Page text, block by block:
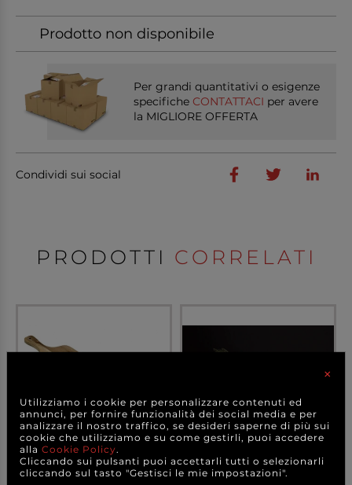
Prodotto non disponibile
Per grandi quantitativi o esigenze
specifiche CONTATTACI per avere
la MIGLIORE OFFERTA
Condividi sui social
PRODOTTI CORRELATI
Tagliere in legno di acacia
Vassoio in legno di acacia
×
Utilizziamo i cookie per personalizzare contenuti ed
annunci, per fornire funzionalità dei social media e per
analizzare il nostro traffico, se desideri saperne di più sui
cookie che utilizziamo e su come gestirli, puoi accedere
alla Cookie Policy.
Cliccando sui pulsanti puoi accettarli tutti o selezionarli
cliccando sul tasto "Gestisci le mie impostazioni".